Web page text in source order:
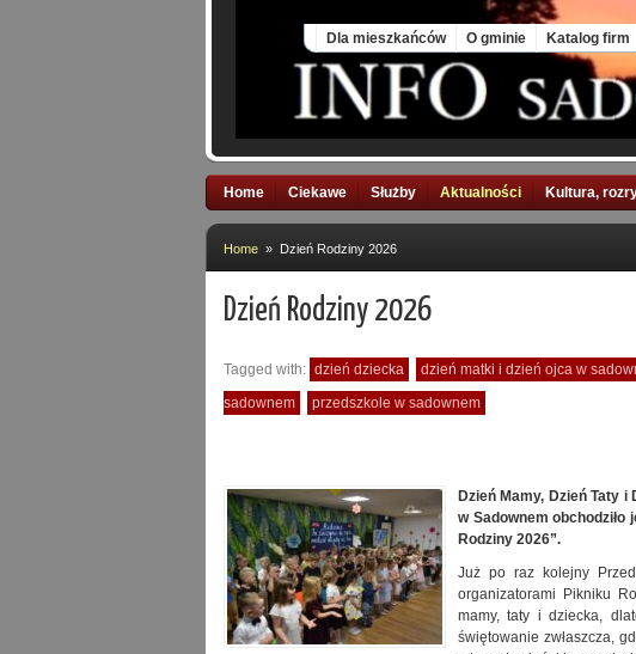
Dla mieszkańców O gminie Katalog firm
Home Ciekawe Służby Aktualności Kultura,
Home » Dzień Rodziny 2026
Dzień Rodziny 2026
Tagged with: dzień dziecka dzień matki i dzień ojca w
sadownem
przedszkole w sadownem
Dzień Mamy, Dzień Taty
w Sadownem obchodziło
Rodziny 2026”.
Już po raz kolejny
organizatorami Pikniku
mamy, taty i dziecka,
świętowanie zwłaszcza,